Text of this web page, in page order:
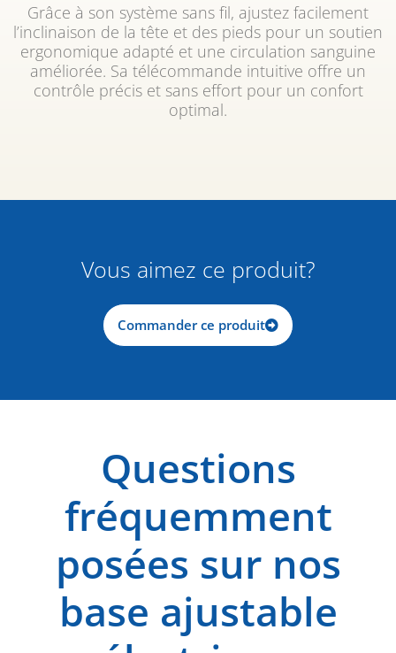
Grâce à son système sans fil, ajustez facilement
l’inclinaison de la tête et des pieds pour un soutien
ergonomique adapté et une circulation sanguine
améliorée. Sa télécommande intuitive offre un
contrôle précis et sans effort pour un confort
optimal.
Vous aimez ce produit?
Commander ce produit
Questions
fréquemment
posées sur nos
base ajustable